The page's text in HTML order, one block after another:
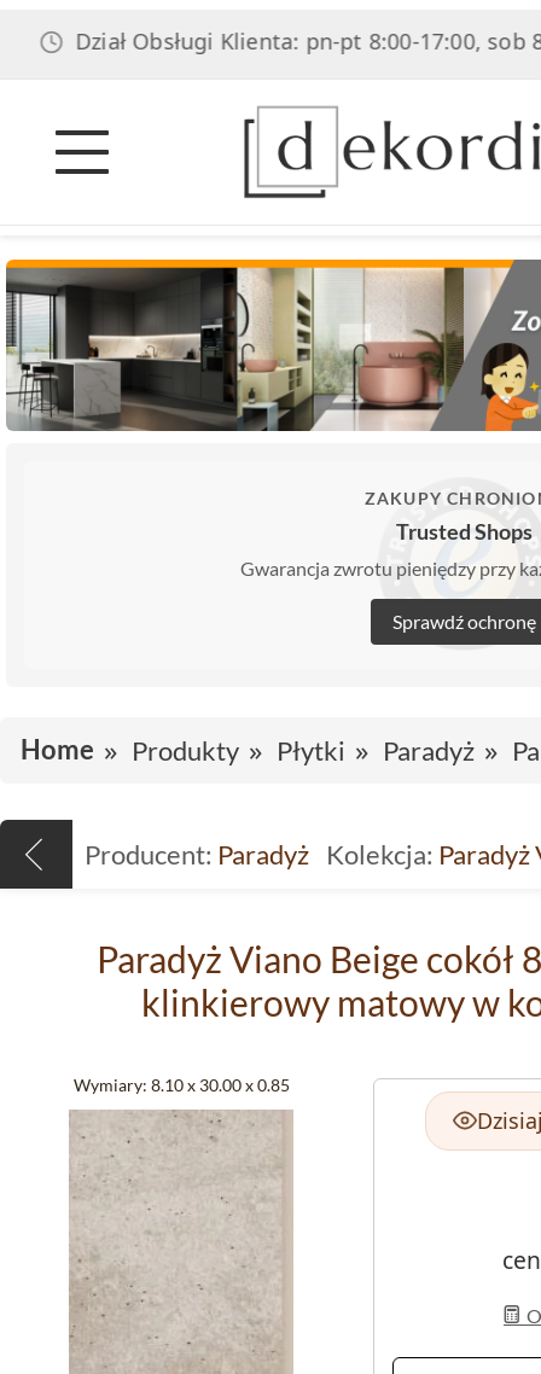
Obsługi Klienta: pn-pt 8:00-17:00, sob 8:00-
ZAKUPY
Trusted Shops
Gwarancja zwrotu pieniędzy przy
Sprawdź ochronę
Home Produkty Płytki Paradyż
Producent: Paradyż Kolekcja: Paradyż
Paradyż Viano Beige cokół
klinkierowy matowy w
Wymiary: 8.10 x 30.00 x 0.85